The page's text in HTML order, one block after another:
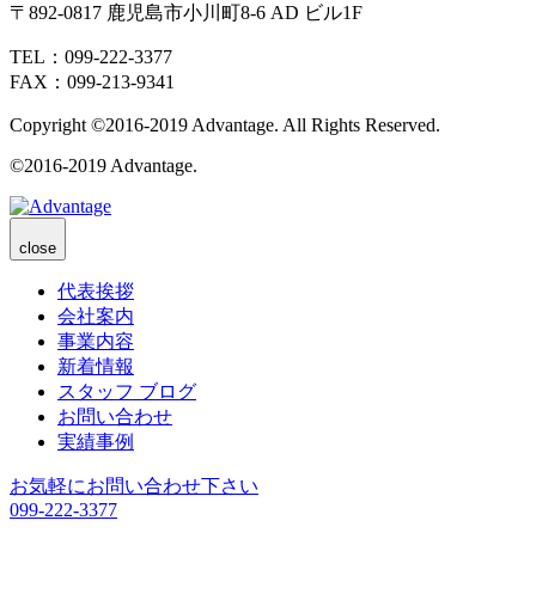
〒892-0817 鹿児島市小川町8-6 AD ビル1F
TEL：099-222-3377
FAX：099-213-9341
Copyright ©2016-2019 Advantage. All Rights Reserved.
©2016-2019 Advantage.
close
代表挨拶
会社案内
事業内容
新着情報
スタッフ ブログ
お問い合わせ
実績事例
お気軽にお問い合わせ下さい
099-222-3377